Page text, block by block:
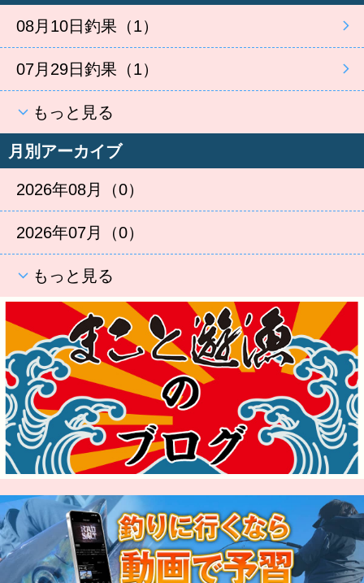
08月10日釣果（1）
07月29日釣果（1）
もっと見る
月別アーカイブ
2026年08月（0）
2026年07月（0）
もっと見る